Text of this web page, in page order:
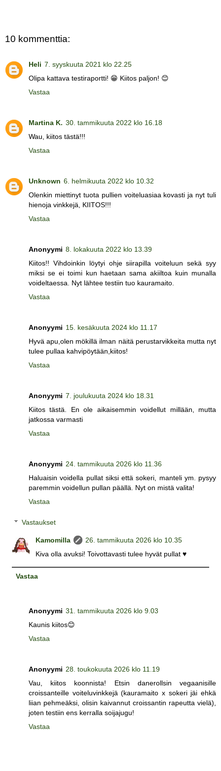
10 kommenttia:
Heli 7. syyskuuta 2021 klo 22.25
Olipa kattava testiraportti! 😁 Kiitos paljon! 😊
Vastaa
Martina K. 30. tammikuuta 2022 klo 16.18
Wau, kiitos tästä!!!
Vastaa
Unknown 6. helmikuuta 2022 klo 10.32
Olenkin miettinyt tuota pullien voiteluasiaa kovasti ja nyt tuli
hienoja vinkkejä, KIITOS!!!
Vastaa
Anonyymi 8. lokakuuta 2022 klo 13.39
Kiitos!! Vihdoinkin löytyi ohje siirapilla voiteluun sekä syy
miksi se ei toimi kun haetaan sama akiiltoa kuin munalla
voideltaessa. Nyt lähtee testiin tuo kauramaito.
Vastaa
Anonyymi 15. kesäkuuta 2024 klo 11.17
Hyvä apu,olen mökillä ilman näitä perustarvikkeita mutta nyt
tulee pullaa kahvipöytään,kiitos!
Vastaa
Anonyymi 7. joulukuuta 2024 klo 18.31
Kiitos tästä. En ole aikaisemmin voidellut millään, mutta
jatkossa varmasti
Vastaa
Anonyymi 24. tammikuuta 2026 klo 11.36
Haluaisin voidella pullat siksi että sokeri, manteli ym. pysyy
paremmin voidellun pullan päällä. Nyt on mistä valita!
Vastaa
Vastaukset
Kamomilla
26. tammikuuta 2026 klo 10.35
Kiva olla avuksi! Toivottavasti tulee hyvät pullat ♥
Vastaa
Anonyymi 31. tammikuuta 2026 klo 9.03
Kaunis kiitos😊
Vastaa
Anonyymi 28. toukokuuta 2026 klo 11.19
Vau, kiitos koonnista! Etsin danerollsin vegaanisille
croissanteille voiteluvinkkejä (kauramaito x sokeri jäi ehkä
liian pehmeäksi, olisin kaivannut croissantin rapeutta vielä),
joten testiin ens kerralla soijajugu!
Vastaa